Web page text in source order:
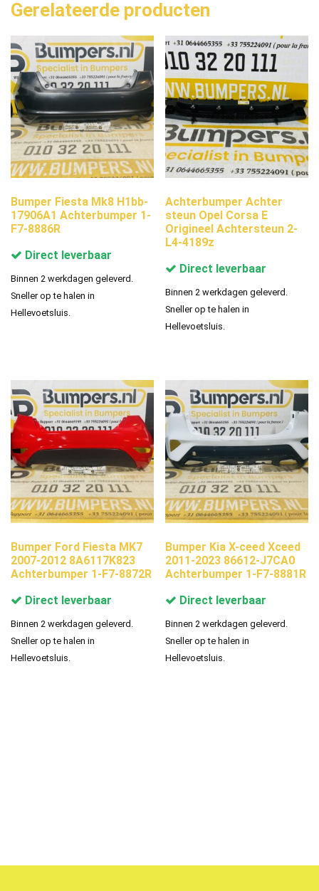
Gerelateerde producten
Bumper Fiesta Mk8 H1bb-
17906A1 Achterbumper 1-
F7-8886R
Direct leverbaar
Binnen 2 werkdagen geleverd.
Sneller op te halen in
Hellevoetsluis.
Achterbumper Achter
steun Opel Corsa E
Origineel Achtersteun 2-
L4-4189z
Direct leverbaar
Binnen 2 werkdagen geleverd.
Sneller op te halen in
Hellevoetsluis.
Bumper Ford Fiesta MK7
2007-2012 8A6117K823
Achterbumper 1-F7-8872R
Direct leverbaar
Binnen 2 werkdagen geleverd.
Sneller op te halen in
Hellevoetsluis.
Bumper Kia X-ceed Xceed
2011-2023 86612-J7CA0
Achterbumper 1-F7-8881R
Direct leverbaar
Binnen 2 werkdagen geleverd.
Sneller op te halen in
Hellevoetsluis.